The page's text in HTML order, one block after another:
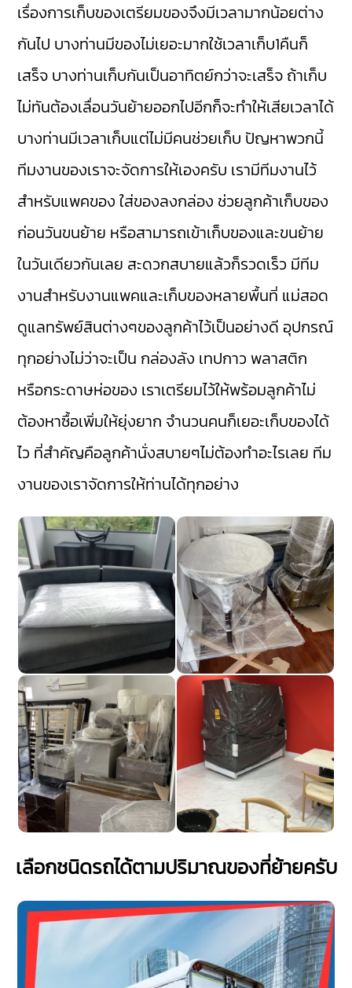
เรื่องการเก็บของเตรียมของจึงมีเวลามากน้อยต่าง
กันไป บางท่านมีของไม่เยอะมากใช้เวลาเก็บ1คืนก็
เสร็จ บางท่านเก็บกันเป็นอาทิตย์กว่าจะเสร็จ ถ้าเก็บ
ไม่ทันต้องเลื่อนวันย้ายออกไปอีกก็จะทำให้เสียเวลาได้
บางท่านมีเวลาเก็บแต่ไม่มีคนช่วยเก็บ ปัญหาพวกนี้
ทีมงานของเราจะจัดการให้เองครับ เรามีทีมงานไว้
สำหรับแพคของ ใส่ของลงกล่อง ช่วยลูกค้าเก็บของ
ก่อนวันขนย้าย หรือสามารถเข้าเก็บของและขนย้าย
ในวันเดียวกันเลย สะดวกสบายแล้วก็รวดเร็ว มีทีม
งานสำหรับงานแพคและเก็บของหลายพื้นที่ แม่สอด
ดูแลทรัพย์สินต่างๆของลูกค้าไว้เป็นอย่างดี อุปกรณ์
ทุกอย่างไม่ว่าจะเป็น กล่องลัง เทปกาว พลาสติก
หรือกระดาษห่อของ เราเตรียมไว้ให้พร้อมลูกค้าไม่
ต้องหาซื้อเพิ่มให้ยุ่งยาก จำนวนคนก็เยอะเก็บของได้
ไว ที่สำคัญคือลูกค้านั่งสบายๆไม่ต้องทำอะไรเลย ทีม
งานของเราจัดการให้ท่านได้ทุกอย่าง
เลือกชนิดรถได้ตามปริมาณของที่ย้ายครับ